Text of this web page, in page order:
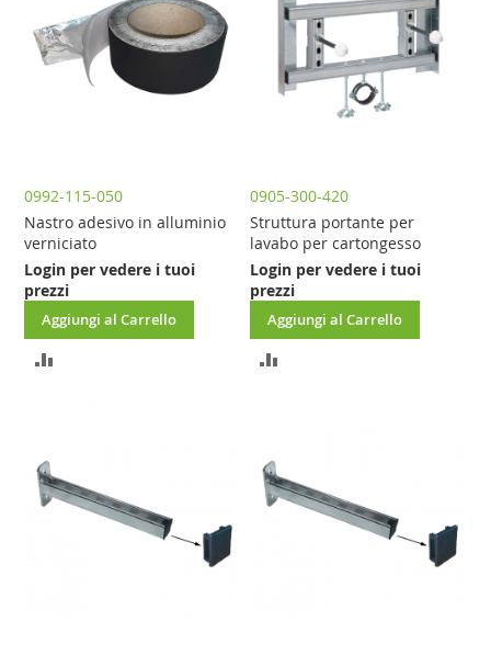
0992-115-050
Nastro adesivo in alluminio
verniciato
Login per vedere i tuoi
prezzi
Aggiungi al Carrello
AGGIUNGI
0905-300-420
Struttura portante per
lavabo per cartongesso
Login per vedere i tuoi
prezzi
Aggiungi al Carrello